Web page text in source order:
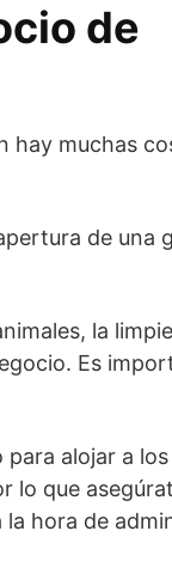
de
hay muchas
de una
la
Es
alojar a
lo que
hora de